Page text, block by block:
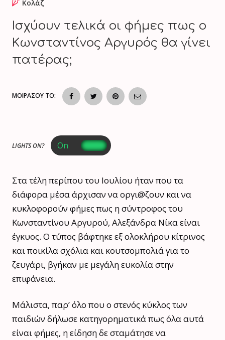
Κολάζ
Ισχύουν τελικά οι φήμες πως ο
Κωνσταντίνος Αργυρός θα γίνει
πατέρας;
ΜΟΙΡΑΣΟΥ ΤΟ:
LIGHTS ON?
Στα τέλη περίπου του Ιουλίου ήταν που τα
διάφορα μέσα άρχισαν να οργι@ζουν και να
κυκλοφορούν φήμες πως η σύντροφος του
Κωνσταντίνου Αργυρού, Αλεξάνδρα Νίκα είναι
έγκυος. Ο τύπος βάφτηκε εξ ολοκλήρου κίτρινος
και ποικίλα σχόλια και κουτσομπολιά για το
ζευγάρι, βγήκαν με μεγάλη ευκολία στην
επιφάνεια.
Μάλιστα, παρ’ όλο που ο στενός κύκλος των
παιδιών δήλωσε κατηγορηματικά πως όλα αυτά
είναι φήμες, η είδηση δε σταμάτησε να